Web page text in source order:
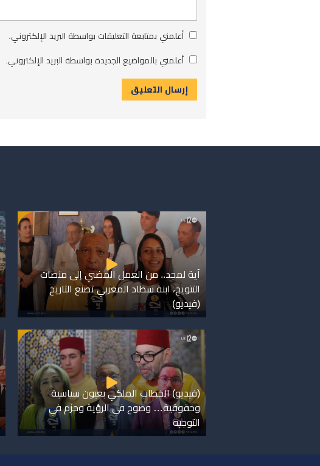
أعلمني بمتابعة التعليقات بواسطة البريد الإلكتروني.
أعلمني بالمواضيع الجديدة بواسطة البريد الإلكتروني.
آية لمجد.. من العمل المضني إلى منصات
التتويج، ابنة سطاد المغربي تصنع التاريخ
(فيديو)
(فيديو) الخطاب الملكي بعيون سياسية
وحقوقية… وضوح في الرؤية وحزم في
التوجيه